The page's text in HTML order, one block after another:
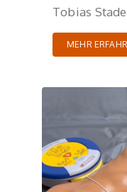
Tobias
MEHR